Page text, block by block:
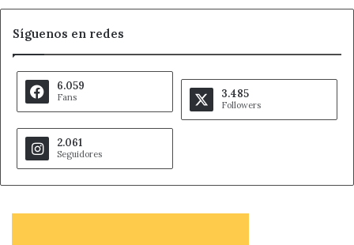
Síguenos en redes
6.059
Fans 3.485
Followers
2.061
Seguidores